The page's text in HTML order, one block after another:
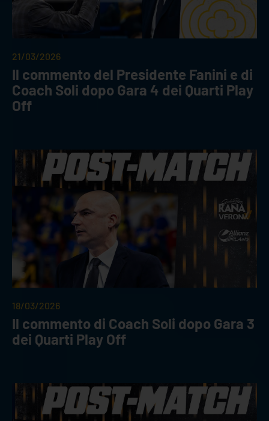
21/03/2026
Il commento del Presidente Fanini e di
Coach Soli dopo Gara 4 dei Quarti Play
Off
18/03/2026
Il commento di Coach Soli dopo Gara 3
dei Quarti Play Off